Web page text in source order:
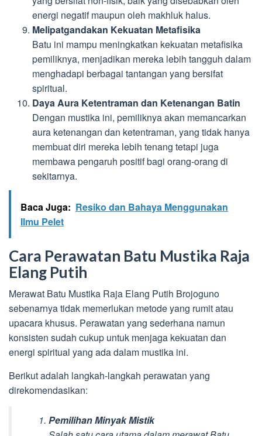
energi negatif maupun oleh makhluk halus.
Melipatgandakan Kekuatan Metafisika
Batu ini mampu meningkatkan kekuatan metafisika
pemiliknya, menjadikan mereka lebih tangguh dalam
menghadapi berbagai tantangan yang bersifat
spiritual.
Daya Aura Ketentraman dan Ketenangan Batin
Dengan mustika ini, pemiliknya akan memancarkan
aura ketenangan dan ketentraman, yang tidak hanya
membuat diri mereka lebih tenang tetapi juga
membawa pengaruh positif bagi orang-orang di
sekitarnya.
Baca Juga: Resiko dan Bahaya Menggunakan
Ilmu Pelet
Cara Perawatan Batu Mustika Raja
Elang Putih
Merawat Batu Mustika Raja Elang Putih Brojoguno
sebenarnya tidak memerlukan metode yang rumit atau
upacara khusus. Perawatan yang sederhana namun
konsisten sudah cukup untuk menjaga kekuatan dan
energi spiritual yang ada dalam mustika ini.
Berikut adalah langkah-langkah perawatan yang
direkomendasikan:
Pemilihan Minyak Mistik